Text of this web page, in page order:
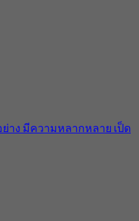
าง มีความหลากหลาย เป็ด